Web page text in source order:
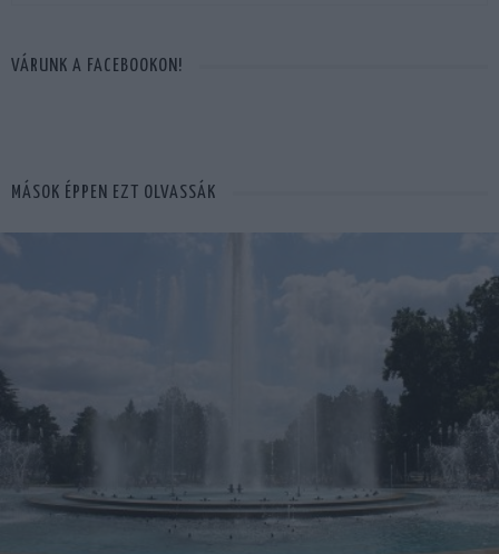
VÁRUNK A FACEBOOKON!
MÁSOK ÉPPEN EZT OLVASSÁK